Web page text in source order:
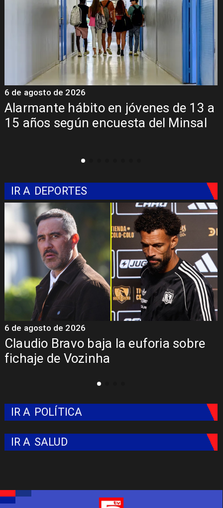
13 a Aprueban creación del Parque
Sebastián Piñera con
6 de agosto de 2026
IR A DEPORTES
Bravo baja la euforia sobre
de Vozinha
de agosto de 2026
IR A POLÍTICA
IR A SALUD